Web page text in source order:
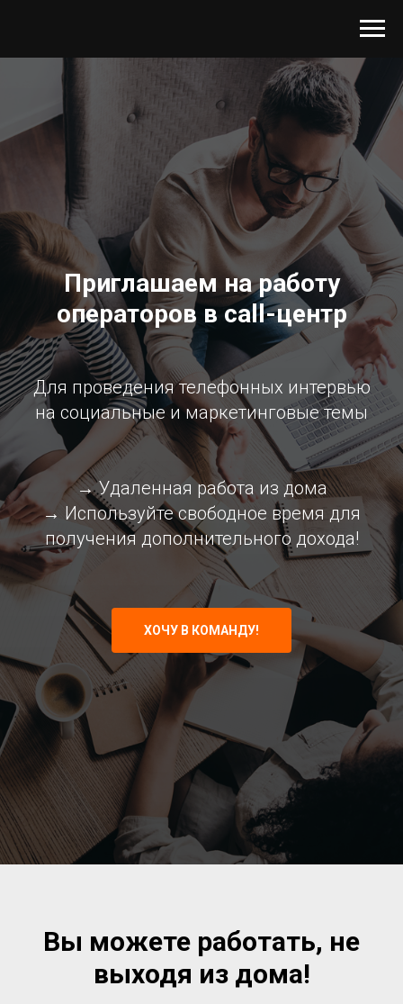
Приглашаем на работу
операторов в call-центр
Для проведения телефонных интервью
на социальные и маркетинговые темы
→ Удаленная работа из дома
→ Используйте свободное время для
получения дополнительного дохода!
ХОЧУ В КОМАНДУ!
Вы можете работать, не
выходя из дома!